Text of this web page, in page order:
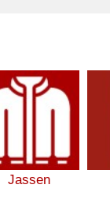
Jassen